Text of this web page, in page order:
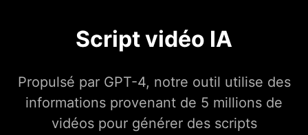
Script vidéo IA
Propulsé par GPT-4, notre outil utilise des
informations provenant de 5 millions de
vidéos pour générer des scripts